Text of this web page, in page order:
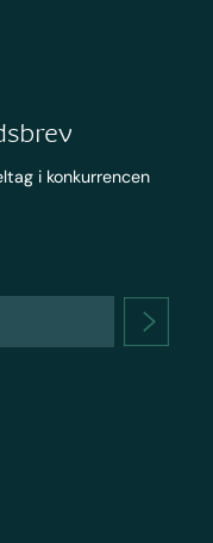
i konkurrencen